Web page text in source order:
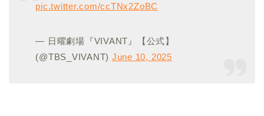
pic.twitter.com/ccTNx2ZoBC
— 日曜劇場『VIVANT』【公式】
(@TBS_VIVANT) June 10, 2025